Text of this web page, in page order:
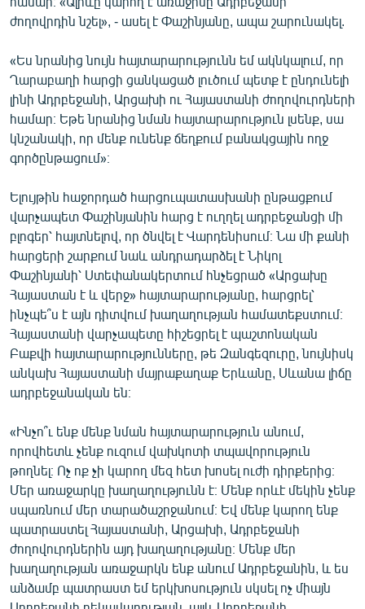
ժողովրդին նշել», - ասել է Փաշինյանը, ապա շարունակել.
«Ես նրանից նույն հայտարարությունն եմ ակնկալում, որ
Ղարաբաղի հարցի ցանկացած լուծում պետք է ընդունելի
լինի Ադրբեջանի, Արցախի ու Հայաստանի ժողովուրդների
համար։ Եթե նրանից նման հայտարարություն լսենք, սա
կնշանակի, որ մենք ունենք ճեղքում բանակցային ողջ
գործընթացում»։
Ելույթին հաջորդած հարցուպատասխանի ընթացքում
վարչապետ Փաշինյանին հարց է ուղղել ադրբեջանցի մի
բլոգեր՝ հայտնելով, որ ծնվել է Վարդենիսում։ Նա մի քանի
հարցերի շարքում նաև անդրադարձել է Նիկոլ
Փաշինյանի՝ Ստեփանակերտում հնչեցրած «Արցախը
Հայաստան է և վերջ» հայտարարությանը, հարցրել՝
ինչպե՞ս է այն դիտվում խաղաղության համատեքստում։
Հայաստանի վարչապետը հիշեցրել է պաշտոնական
Բաքվի հայտարարությունները, թե Զանգեզուրը, նույնիսկ
անկախ Հայաստանի մայրաքաղաք Երևանը, Սևանա լիճը
ադրբեջանական են։
«Ինչո՞ւ ենք մենք նման հայտարարություն անում,
որովհետև չենք ուզում վախկոտի տպավորություն
թողնել։ Ոչ ոք չի կարող մեզ հետ խոսել ուժի դիրքերից։
Մեր առաջարկը խաղաղությունն է։ Մենք որևէ մեկին չենք
սպառնում մեր տարածաշրջանում։ Եվ մենք կարող ենք
պատրաստել Հայաստանի, Արցախի, Ադրբեջանի
ժողովուրդներին այդ խաղաղությանը։ Մենք մեր
խաղաղության առաջարկն ենք անում Ադրբեջանին, և ես
անձամբ պատրաստ եմ երկխոսություն սկսել ոչ միայն